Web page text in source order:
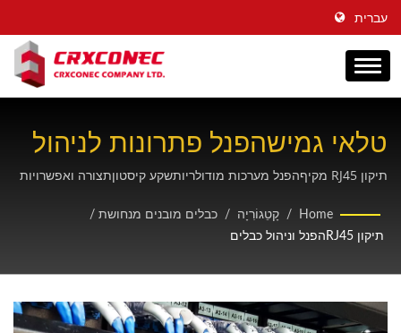
עברית
טלאי גמישהפנל פתרונות לניהול
כבלים למדף שרתים
תיקון RJ45 מקיףהפנל מערכות מודולריותשקע קיסטוןתצורה ואפשרויות
רשתקישוריות.
Home
/ קָטֵגוֹרִיָה / כבלים מובנים מנחושת /
תיקון RJ45הפנל וניהול כבלים